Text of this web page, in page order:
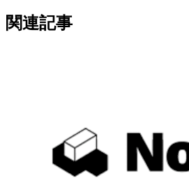
関連記事